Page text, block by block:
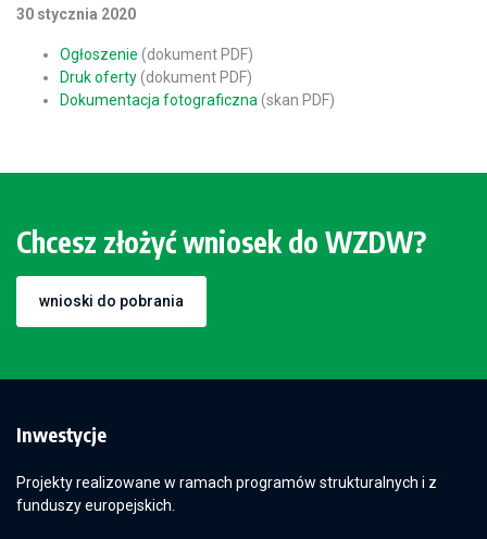
30 stycznia 2020
Ogłoszenie (dokument PDF)
Druk oferty(dokument PDF)
Dokumentacja fotograficzna (skan PDF)
Chcesz złożyć wniosek do WZDW?
wnioski do pobrania
Inwestycje
Projekty realizowane w ramach programów strukturalnych i z
funduszy europejskich.